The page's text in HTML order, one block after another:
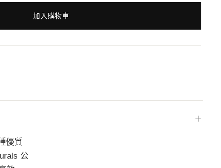
加入購物車
＋
優質
公